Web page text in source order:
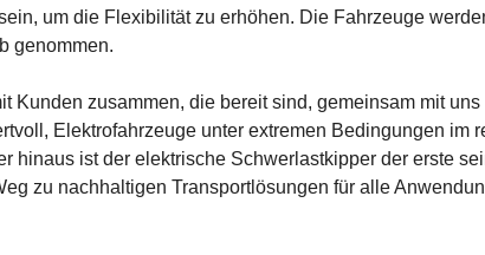
um die Flexibilität zu erhöhen. Die Fahrzeuge
genommen.
Kunden zusammen, die bereit sind, gemeinsam mit
Elektrofahrzeuge unter extremen Bedingungen im
hinaus ist der elektrische Schwerlastkipper der erste
zu nachhaltigen Transportlösungen für alle